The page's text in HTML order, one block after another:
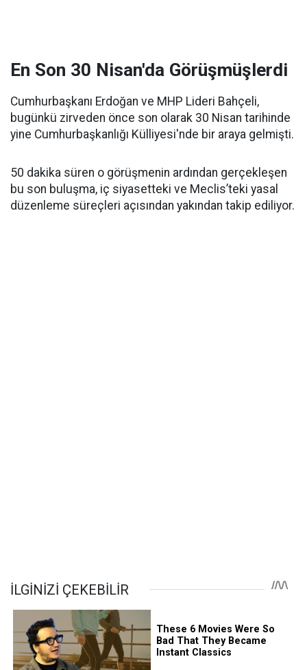
En Son 30 Nisan'da Görüşmüşlerdi
Cumhurbaşkanı Erdoğan ve MHP Lideri Bahçeli,
bugünkü zirveden önce son olarak 30 Nisan tarihinde
yine Cumhurbaşkanlığı Külliyesi'nde bir araya gelmişti.
50 dakika süren o görüşmenin ardından gerçekleşen
bu son buluşma, iç siyasetteki ve Meclis’teki yasal
düzenleme süreçleri açısından yakından takip ediliyor.